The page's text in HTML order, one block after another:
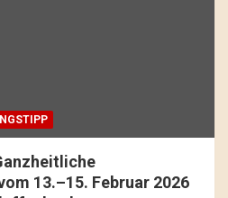
13.–15. Februar 2026